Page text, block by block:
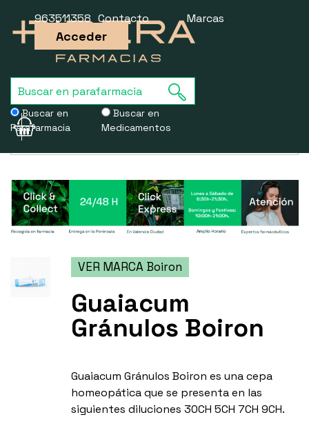
Buscar en
Parafarmacia
Buscar en
Medicamentos
963511358 Contacto Marcas
Acceder
Usamos cookies para mejorar la experiencia de la web. Si sigues
VER MARCA Boiron
Guaiacum
Gránulos Boiron
Guaiacum Gránulos Boiron es una cepa
homeopática que se presenta en las
siguientes diluciones 30CH 5CH 7CH 9CH.